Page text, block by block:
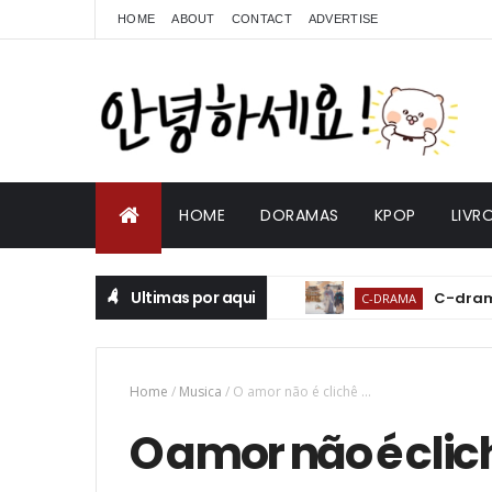
HOME ABOUT CONTACT ADVERTISE
HOME DORAMAS KPOP
Ultimas por aqui C-DRAMA C-
Home / Musica / O amor não é clichê ...
O amor não é